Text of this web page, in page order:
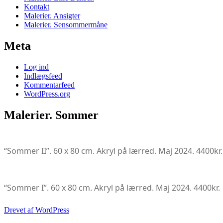
Kontakt
Malerier. Ansigter
Malerier. Sensommermåne
Meta
Log ind
Indlægsfeed
Kommentarfeed
WordPress.org
Malerier. Sommer
“Sommer II”. 60 x 80 cm. Akryl på lærred. Maj 2024. 4400kr.
“Sommer I”. 60 x 80 cm. Akryl på lærred. Maj 2024. 4400kr.
Drevet af WordPress